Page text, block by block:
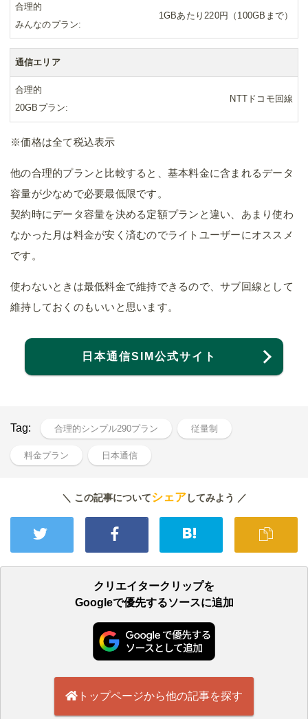
合理的
みんなのプラン
1GBあたり220円（100GBまで）
通信エリア
合理的
20GBプラン
NTTドコモ回線
※価格は全て税込表示
他の合理的プランと比較すると、基本料金に含まれるデータ
容量が少なめで必要最低限です。
契約時にデータ容量を決める定額プランと違い、あまり使わ
なかった月は料金が安く済むのでライトユーザーにオススメ
です。
使わないときは最低料金で維持できるので、サブ回線として
維持しておくのもいいと思います。
日本通信SIM公式サイト
Tag: 合理的シンプル290プラン 従量制
料金プラン 日本通信
＼ この記事についてシェアしてみよう ／
クリエイタークリップを
Googleで優先するソースに追加
トップページから他の記事を探す